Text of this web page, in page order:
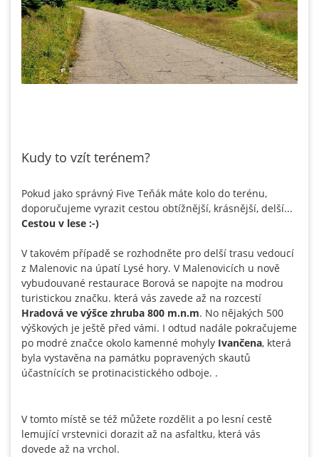
Kudy to vzít terénem?
Pokud jako správný Five Teňák máte kolo do terénu,
doporučujeme vyrazit cestou obtížnější, krásnější, delší...
Cestou v lese :-)
V takovém případě se rozhodněte pro delší trasu vedoucí
z Malenovic na úpatí Lysé hory. V Malenovicích u nově
vybudouvané restaurace Borová se napojte na modrou
turistickou značku. která vás zavede až na rozcestí
Hradová ve výšce zhruba 800 m.n.m. No nějakých 500
výškových je ještě před vámi. I odtud nadále pokračujeme
po modré značce okolo kamenné mohyly Ivančena, která
byla vystavěna na památku popravených skautů
účastnících se protinacistického odboje. .
V tomto místě se též můžete rozdělit a po lesní cestě
lemující vrstevnici dorazit až na asfaltku, která vás
dovede až na vrchol.